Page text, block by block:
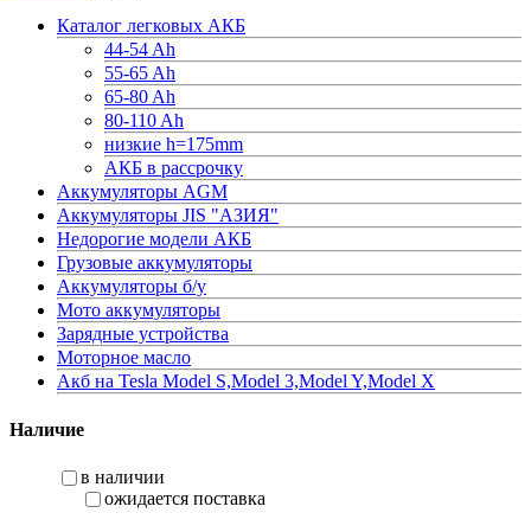
Каталог легковых АКБ
44-54 Ah
55-65 Ah
65-80 Ah
80-110 Ah
низкие h=175mm
АКБ в рассрочку
Аккумуляторы AGM
Аккумуляторы JIS "АЗИЯ"
Недорогие модели АКБ
Грузовые аккумуляторы
Аккумуляторы б/у
Мото аккумуляторы
Зарядные устройства
Моторное масло
Акб на Tesla Model S,Model 3,Model Y,Model X
Наличие
в наличии
ожидается поставка